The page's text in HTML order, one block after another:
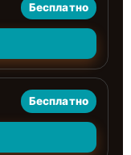
Бесплатно
Бесплатно